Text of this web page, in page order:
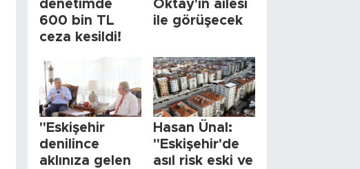
denetimde
600 bin TL
ceza kesildi!
Oktay'ın ailesi
ile görüşecek
"Eskişehir
denilince
aklınıza gelen
Hasan Ünal:
"Eskişehir'de
asıl risk eski ve